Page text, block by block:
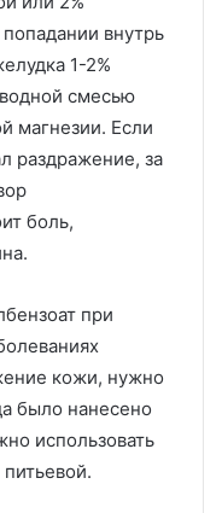
внутрь
1-2%
смесью
магнезии. Если
раздражение, за
боль,
при
кожи, нужно
было нанесено
использовать